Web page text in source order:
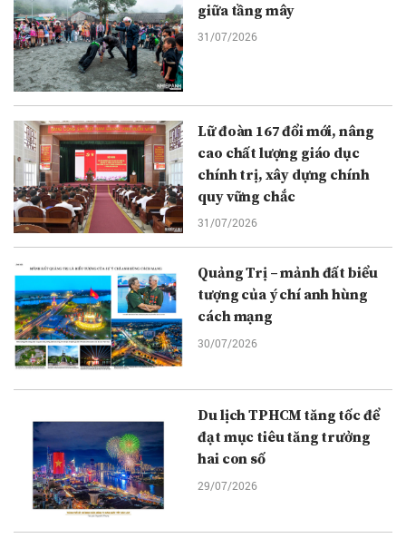
giữa tầng mây
31/07/2026
Lữ đoàn 167 đổi mới, nâng
cao chất lượng giáo dục
chính trị, xây dựng chính
quy vững chắc
31/07/2026
Quảng Trị – mảnh đất biểu
tượng của ý chí anh hùng
cách mạng
30/07/2026
Du lịch TPHCM tăng tốc để
đạt mục tiêu tăng trưởng
hai con số
29/07/2026